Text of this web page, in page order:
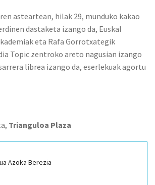
asteartean, hilak 29, munduko kakao
dastaketa izango da, Euskal
eta Rafa Gorrotxategik
Topic zentroko areto nagusian izango
librea izango da, eserlekuak agortu
Trianguloa Plaza
Azoka Berezia